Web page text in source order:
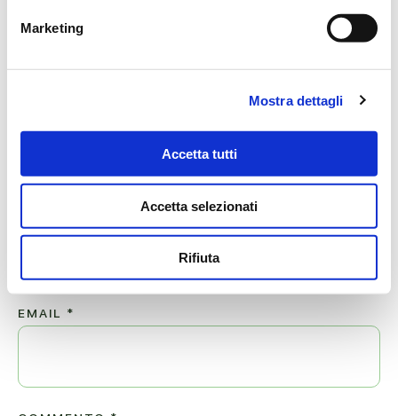
Marketing
Mostra dettagli
Accetta tutti
Accetta selezionati
Rifiuta
EMAIL *